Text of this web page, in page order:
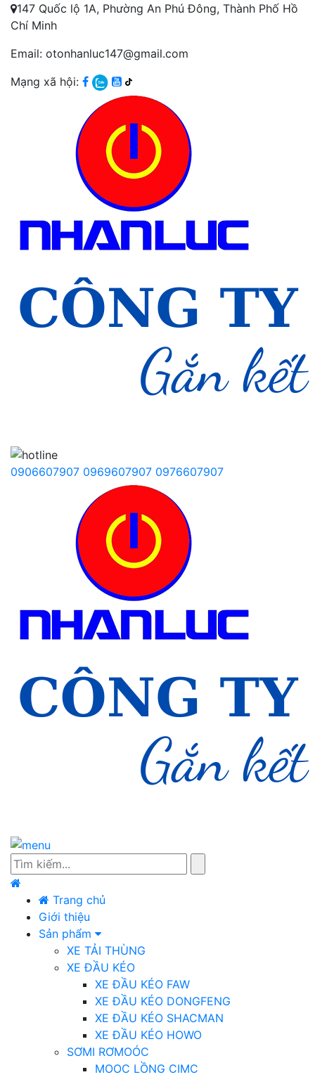
147 Quốc lộ 1A, Phường An Phú Đông, Thành Phố Hồ
Chí Minh
Email: otonhanluc147@gmail.com
Mạng xã hội:
0906607907 0969607907 0976607907
Trang chủ
Giới thiệu
Sản phẩm
XE TẢI THÙNG
XE ĐẦU KÉO
XE ĐẦU KÉO FAW
XE ĐẦU KÉO DONGFENG
XE ĐẦU KÉO SHACMAN
XE ĐẦU KÉO HOWO
SƠMI RƠMOÓC
MOOC LỒNG CIMC